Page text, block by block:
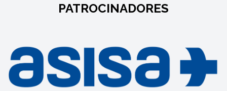
PATROCINADORES